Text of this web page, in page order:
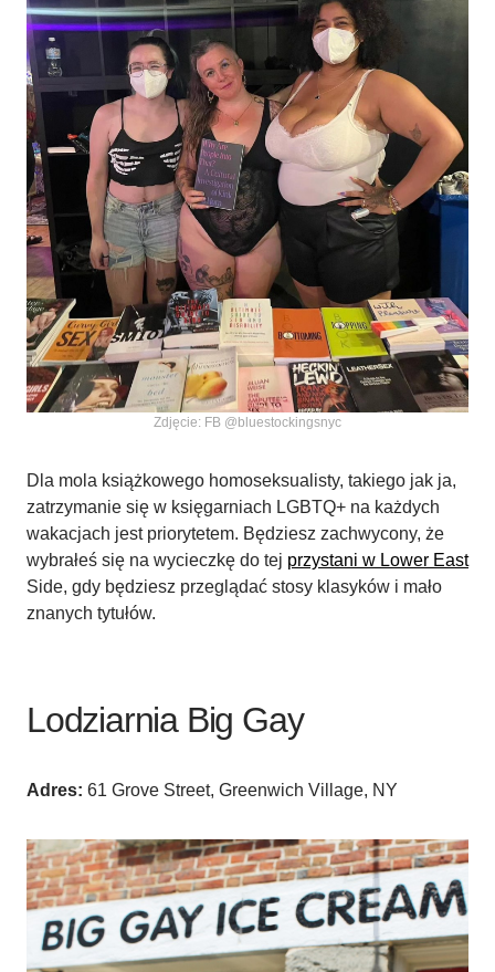
Zdjęcie: FB @bluestockingsnyc
Dla mola książkowego homoseksualisty, takiego jak ja,
zatrzymanie się w księgarniach LGBTQ+ na każdych
wakacjach jest priorytetem. Będziesz zachwycony, że
wybrałeś się na wycieczkę do tej przystani w Lower East
Side, gdy będziesz przeglądać stosy klasyków i mało
znanych tytułów.
Lodziarnia Big Gay
Adres: 61 Grove Street, Greenwich Village, NY